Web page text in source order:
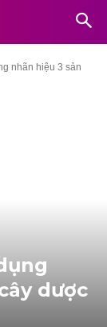
nhãn hiệu 3 sản
dược